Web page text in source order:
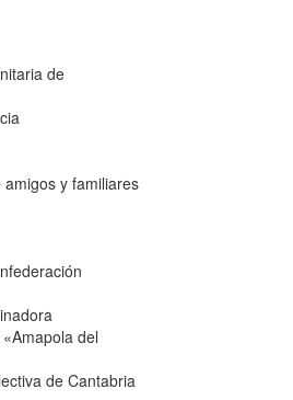
de
y familiares
del
de Cantabria